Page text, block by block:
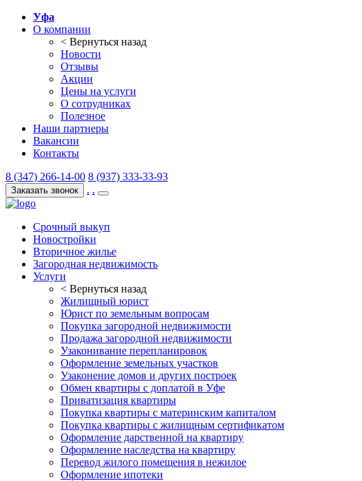
Уфа
О компании
< Вернуться назад
Новости
Отзывы
Акции
Цены на услуги
О сотрудниках
Полезное
Наши партнеры
Вакансии
Контакты
8 (347) 266-14-00 8 (937) 333-33-93
Заказать звонок . .
Срочный выкуп
Новостройки
Вторичное жилье
Загородная недвижимость
Услуги
< Вернуться назад
Жилищный юрист
Юрист по земельным вопросам
Покупка загородной недвижимости
Продажа загородной недвижимости
Узаконивание перепланировок
Оформление земельных участков
Узаконение домов и других построек
Обмен квартиры с доплатой в Уфе
Приватизация квартиры
Покупка квартиры с материнским капиталом
Покупка квартиры с жилищным сертификатом
Оформление дарственной на квартиру
Оформление наследства на квартиру
Перевод жилого помещения в нежилое
Оформление ипотеки